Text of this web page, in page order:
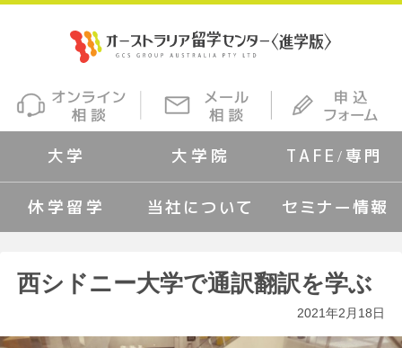
大学 大学院 TAFE/専門
休学留学 当社について セミナー情報
西シドニー大学で通訳翻訳を学ぶ
2021年2月18日